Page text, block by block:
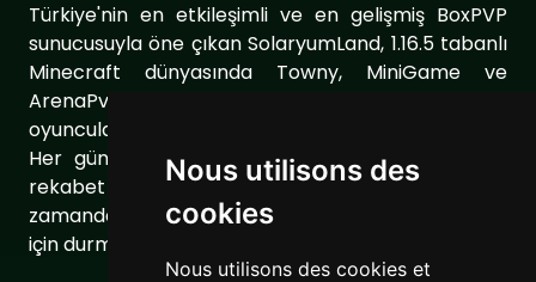
Nous utilisons des
cookies
Nous utilisons des cookies et
Türkiye'nin en etkileşimli ve en gelişmiş BoxPVP
sunucusuyla öne çıkan SolaryumLand, 1.16.5 tabanlı
Minecraft dünyasında Towny, MiniGame ve
ArenaPvP gibi farklı sunucu modları ile
oyuncularımıza eşsiz bir oyun deneyimi sunuyor.
Her gün sunucumuzu geliştirerek oyuncularımıza
rekabet dolu ve keyifli bir ortam sağlıyoruz. Aynı
zamanda topluluğumuzu daha da güçlendirmek
için durmaksızın çalışıyoruz.